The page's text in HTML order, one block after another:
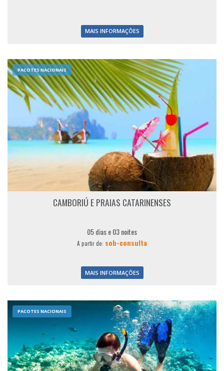
MAIS INFORMAÇÕES
PACOTES NACIONAIS
CAMBORIÚ E PRAIAS CATARINENSES
05 dias e 03 noites
A partir de: sob-consulta
MAIS INFORMAÇÕES
PACOTES NACIONAIS